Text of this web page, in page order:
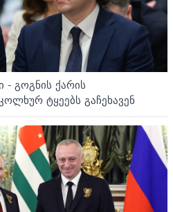
- გოგნის ქარის
ტყეებს გაჩეხავენ